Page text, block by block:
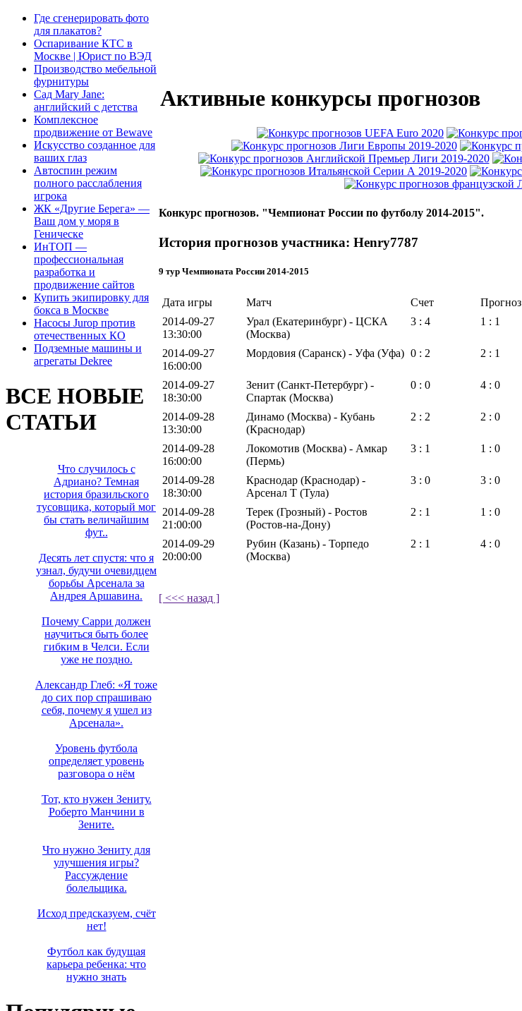
Где сгенерировать фото
для плакатов?
Оспаривание КТС в
Москве | Юрист по ВЭД
Производство мебельной
фурнитуры
Сад Mary Jane:
английский с детства
Комплексное
продвижение от Bewave
Искусство созданное для
ваших глаз
Автоспин режим
полного расслабления
игрока
ЖК «Другие Берега» —
Ваш дом у моря в
Геническе
ИнТОП —
профессиональная
разработка и
продвижение сайтов
Купить экипировку для
бокса в Москве
Насосы Jurop против
отечественных КО
Подземные машины и
агрегаты Dekree
ВСЕ НОВЫЕ
СТАТЬИ
Что случилось с
Адриано? Темная
история бразильского
тусовщика, который мог
бы стать величайшим
фут..
Десять лет спустя: что я
узнал, будучи очевидцем
борьбы Арсенала за
Андрея Аршавина.
Почему Сарри должен
научиться быть более
гибким в Челси. Если
уже не поздно.
Александр Глеб: «Я тоже
до сих пор спрашиваю
себя, почему я ушел из
Арсенала».
Уровень футбола
определяет уровень
разговора о нём
Тот, кто нужен Зениту.
Роберто Манчини в
Зените.
Что нужно Зениту для
улучшения игры?
Рассуждение
болельщика.
Исход предсказуем, счёт
нет!
Футбол как будущая
карьера ребенка: что
нужно знать
Активные конкурсы прогнозов
Конкурс прогнозов. "Чемпионат России по футболу 2014-2015".
История прогнозов участника: Henry7787
9 тур Чемпионата России 2014-2015
Дата игры Матч Счет Прогноз
2014-09-27
13:30:00
Урал (Екатеринбург) - ЦСКА
(Москва)
3 : 4 1 : 1
2014-09-27
16:00:00
Мордовия (Саранск) - Уфа (Уфа) 0 : 2 2 : 1
2014-09-27
18:30:00
Зенит (Санкт-Петербург) -
Спартак (Москва)
0 : 0 4 : 0
2014-09-28
13:30:00
Динамо (Москва) - Кубань
(Краснодар)
2 : 2 2 : 0
2014-09-28
16:00:00
Локомотив (Москва) - Амкар
(Пермь)
3 : 1 1 : 0
2014-09-28
18:30:00
Краснодар (Краснодар) -
Арсенал Т (Тула)
3 : 0 3 : 0
2014-09-28
21:00:00
Терек (Грозный) - Ростов
(Ростов-на-Дону)
2 : 1 1 : 0
2014-09-29
20:00:00
Рубин (Казань) - Торпедо
(Москва)
2 : 1 4 : 0
[ <<< назад ]